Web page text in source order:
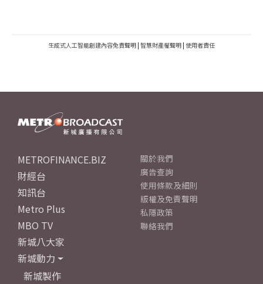
生成式人工智能創建內容免責聲明 | 智慧財產權聲明 | 使用者責任
METROFINANCE.BIZ
財經台
知訊台
Metro Plus
MBO TV
新城八大家
新城動力
新城製作
關於我們
廣告查詢
使用條款及細則
版權及免責聲明
私隱政策
聯絡我們